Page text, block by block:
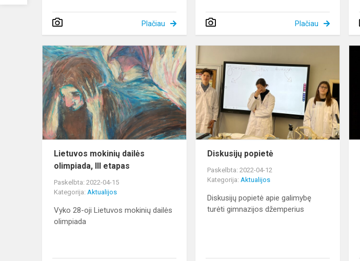
Plačiau Plačiau
Lietuvos
mokinių
dailės
olimpiada,
III
etapas
Lietuvos mokinių dailės
olimpiada, III etapas
Paskelbta: 2022-04-15
Kategorija: Aktualijos
Vyko 28-oji Lietuvos mokinių dailės
olimpiada
Diskusijų popietė
Paskelbta: 2022-04-12
Kategorija:Aktualijos
Diskusijų popietė apie galimybę
turėti gimnazijos džemperius